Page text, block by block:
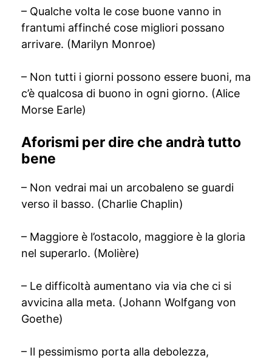
– Qualche volta le cose buone vanno in
frantumi affinché cose migliori possano
arrivare. (Marilyn Monroe)
– Non tutti i giorni possono essere buoni, ma
c’è qualcosa di buono in ogni giorno. (Alice
Morse Earle)
Aforismi per dire che andrà tutto
bene
– Non vedrai mai un arcobaleno se guardi
verso il basso. (Charlie Chaplin)
– Maggiore è l’ostacolo, maggiore è la gloria
nel superarlo. (Molière)
– Le difficoltà aumentano via via che ci si
avvicina alla meta. (Johann Wolfgang von
Goethe)
– Il pessimismo porta alla debolezza,